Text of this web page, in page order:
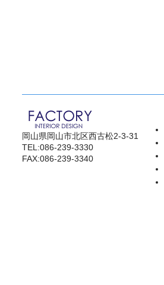
岡山県岡山市北区西古松2-3-31
TEL:086-239-3330
FAX:086-239-3340